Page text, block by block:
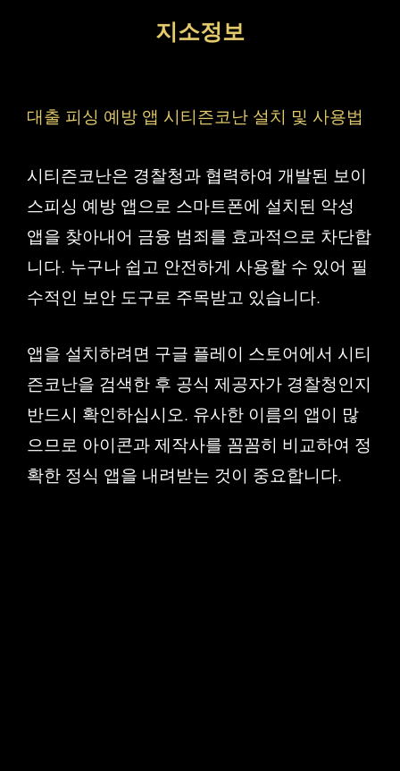
지소정보
대출 피싱 예방 앱 시티즌코난 설치 및 사용법
시티즌코난은 경찰청과 협력하여 개발된 보이
스피싱 예방 앱으로 스마트폰에 설치된 악성
앱을 찾아내어 금융 범죄를 효과적으로 차단합
니다. 누구나 쉽고 안전하게 사용할 수 있어 필
수적인 보안 도구로 주목받고 있습니다.
앱을 설치하려면 구글 플레이 스토어에서 시티
즌코난을 검색한 후 공식 제공자가 경찰청인지
반드시 확인하십시오. 유사한 이름의 앱이 많
으므로 아이콘과 제작사를 꼼꼼히 비교하여 정
확한 정식 앱을 내려받는 것이 중요합니다.